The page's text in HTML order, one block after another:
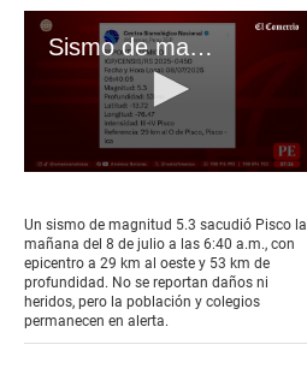
Sismo de magnitud 5.3 sacude Pisco la mañana del 8 de julio de 2025
of
4
minutes,
3
seconds
Un sismo de magnitud 5.3 sacudió Pisco la
mañana del 8 de julio a las 6:40 a.m., con
epicentro a 29 km al oeste y 53 km de
profundidad. No se reportan daños ni
heridos, pero la población y colegios
permanecen en alerta.